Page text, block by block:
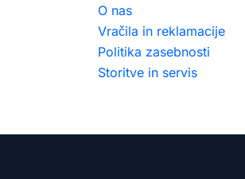
O nas
Vračila in reklamacije
Politika zasebnosti
Storitve in servis